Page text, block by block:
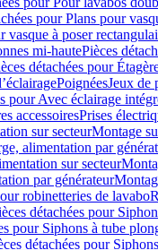
pour Plans pour
vasque à poser
mi-hautePièces
détachées pour
PoignéesJeux de
pour Avec éclairage
accessoiresPrises
sur secteurMontage
alimentation par
sur secteur
par générateur
robinetteries de lavabo
détachées pour
pour Siphons à tube
détachées pour